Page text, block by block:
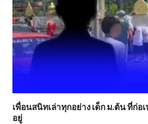
เพื่อนสนิทเล่าทุกอย่าง เด็ก ม.ต้น ที่ก่อ
อยู่